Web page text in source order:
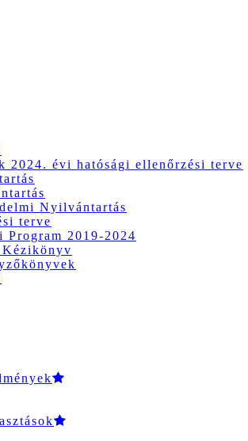
2024. évi hatósági ellenőrzési terve
Nyilvántartás
terve
2019-2024